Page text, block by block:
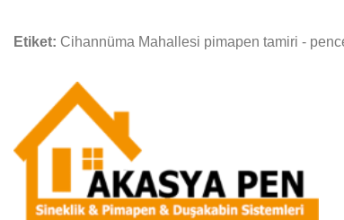
Etiket: Cihannüma Mahallesi pimapen tamiri -